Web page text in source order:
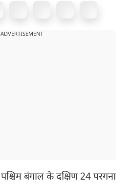
ADVERTISEMENT
पश्चिम बंगाल के दक्षिण 24 परगना